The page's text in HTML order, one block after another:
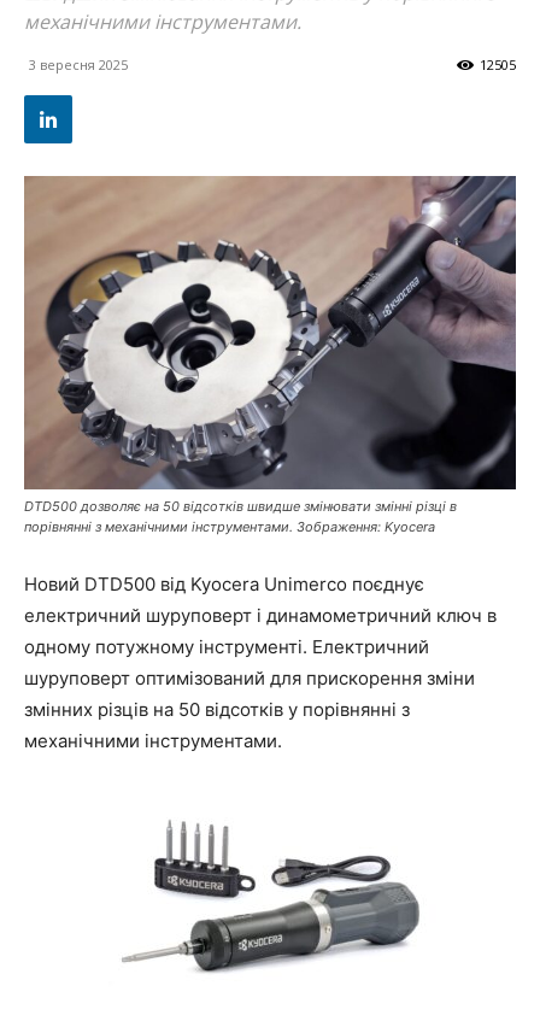
механічними інструментами.
3 вересня 2025 12505
DTD500 дозволяє на 50 відсотків швидше змінювати змінні різці в
порівнянні з механічними інструментами. Зображення: Kyocera
Новий DTD500 від Kyocera Unimerco поєднує
електричний шуруповерт і динамометричний ключ в
одному потужному інструменті. Електричний
шуруповерт оптимізований для прискорення зміни
змінних різців на 50 відсотків у порівнянні з
механічними інструментами.